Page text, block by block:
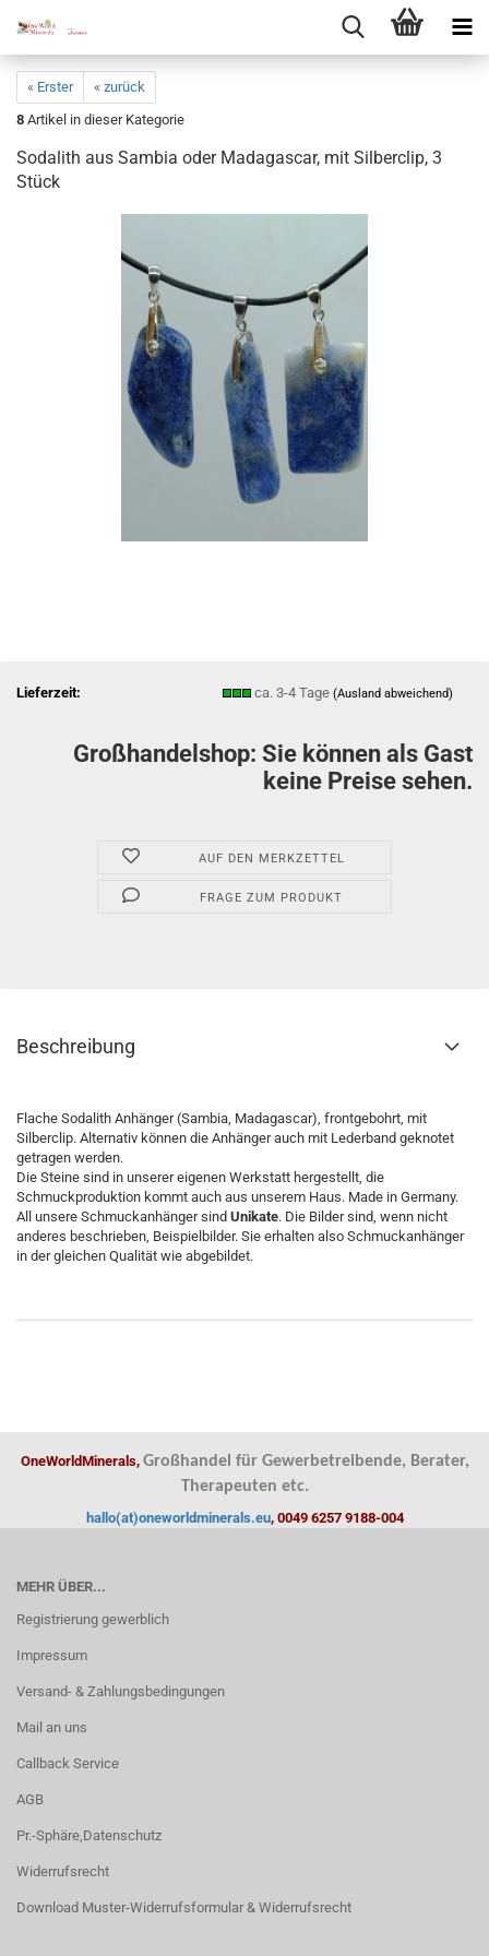
« Erster
« zurück
8 Artikel in dieser Kategorie
So­da­lith aus Sam­bia oder Ma­da­gas­car, mit Sil­ber­clip, 3
Stück
Lieferzeit: ca. 3-4 Tage(Ausland abweichend)
Großhandelshop: Sie können als Gast
keine Preise sehen.
AUF DEN MERKZETTEL
FRAGE ZUM PRODUKT
Beschreibung
Flache Sodalith Anhänger (Sambia, Madagascar), frontgebohrt, mit
Silberclip. Alternativ können die Anhänger auch mit Lederband geknotet
getragen werden.
Die Steine sind in unserer eigenen Werkstatt hergestellt, die
Schmuckproduktion kommt auch aus unserem Haus. Made in Germany.
All unsere Schmuckanhänger sind Unikate. Die Bilder sind, wenn nicht
anderes beschrieben, Beispielbilder. Sie erhalten also Schmuckanhänger
in der gleichen Qualität wie abgebildet.
OneWorldMinerals, Großhandel für Gewerbetreibende, Berater,
Therapeuten etc.
hallo(at)oneworldminerals.eu, 0049 6257 9188-004
MEHR ÜBER...
Registrierung gewerblich
Impressum
Versand- & Zahlungsbedingungen
Mail an uns
Callback Service
AGB
Pr.-Sphäre,Datenschutz
Widerrufsrecht
Download Muster-Widerrufsformular & Widerrufsrecht